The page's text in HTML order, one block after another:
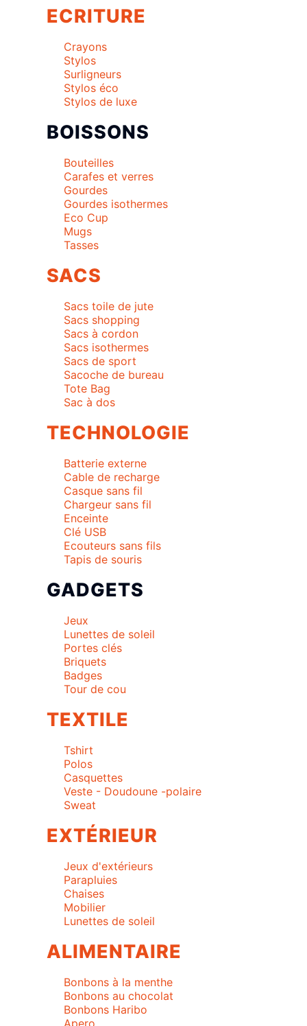
ECRITURE
Crayons
Stylos
Surligneurs
Stylos éco
Stylos de luxe
BOISSONS
Bouteilles
Carafes et verres
Gourdes
Gourdes isothermes
Eco Cup
Mugs
Tasses
SACS
Sacs toile de jute
Sacs shopping
Sacs à cordon
Sacs isothermes
Sacs de sport
Sacoche de bureau
Tote Bag
Sac à dos
TECHNOLOGIE
Batterie externe
Cable de recharge
Casque sans fil
Chargeur sans fil
Enceinte
Clé USB
Ecouteurs sans fils
Tapis de souris
GADGETS
Jeux
Lunettes de soleil
Portes clés
Briquets
Badges
Tour de cou
TEXTILE
Tshirt
Polos
Casquettes
Veste - Doudoune -polaire
Sweat
EXTÉRIEUR
Jeux d'extérieurs
Parapluies
Chaises
Mobilier
Lunettes de soleil
ALIMENTAIRE
Bonbons à la menthe
Bonbons au chocolat
Bonbons Haribo
Apero